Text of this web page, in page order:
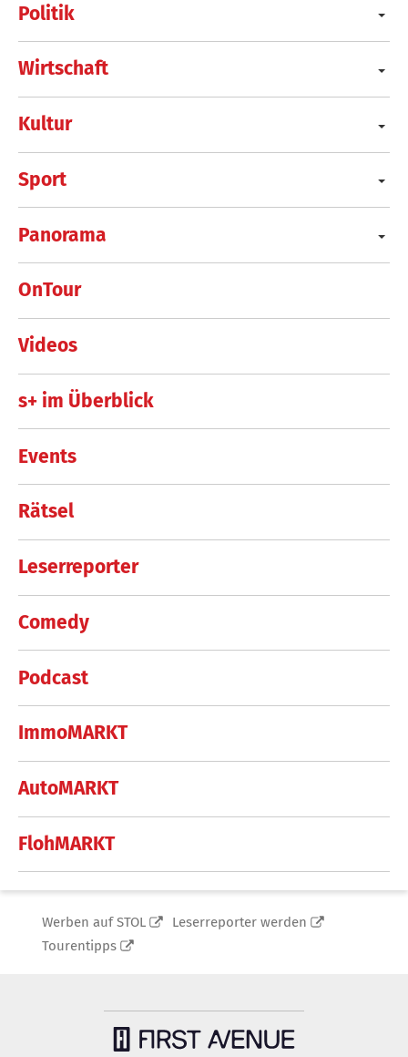
Politik
Wirtschaft
Kultur
Sport
Panorama
OnTour
Videos
s+ im Überblick
Events
Rätsel
Leserreporter
Comedy
Podcast
ImmoMARKT
AutoMARKT
FlohMARKT
Werben auf STOL
Leserreporter werden
Tourentipps